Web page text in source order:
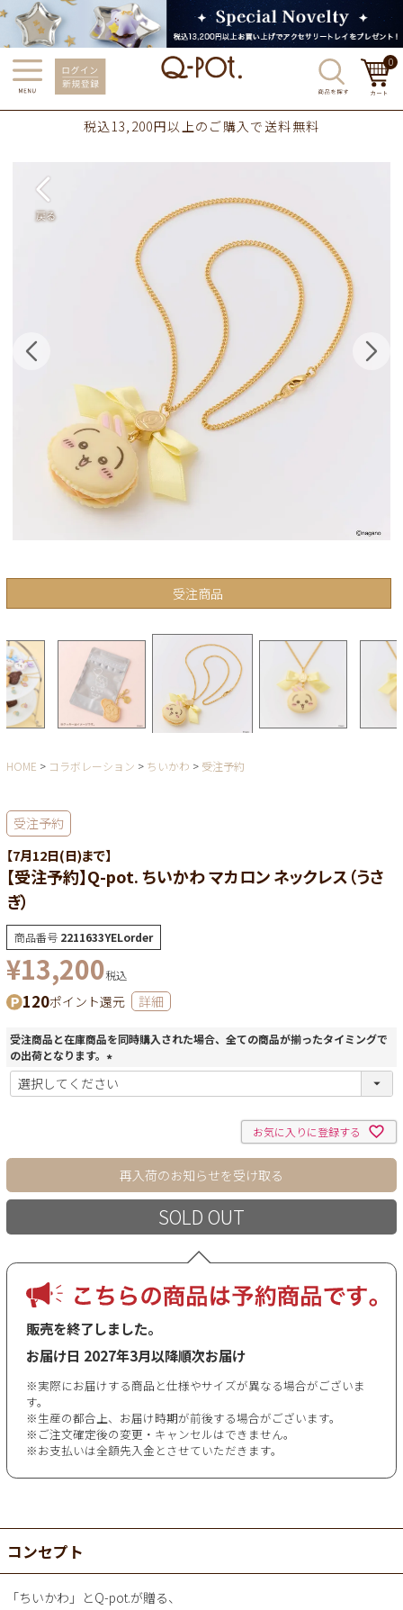
0
税込13,200円以上のご購入で送料無料
受注商品
HOME コラボレーション ちいかわ 受注予約
受注予約
【7月12日(日)まで】
【受注予約】Q-pot. ちいかわ マカロン ネックレス（うさ
ぎ）
商品番号 2211633YELorder
¥13,200税込
120ポイント還元 詳細
受注商品と在庫商品を同時購入された場合、全ての商品が揃ったタイミングで
の出荷となります。
(
必
お気に入りに登録する
再入荷のお知らせを受け取る
SOLD OUT
販売を終了しました。
お届け日 2027年3月以降順次お届け
※実際にお届けする商品と仕様やサイズが異なる場合がございま
す。
※生産の都合上、お届け時期が前後する場合がございます。
※ご注文確定後の変更・キャンセルはできません。
※お支払いは全額先入金とさせていただきます。
コンセプト
「ちいかわ」とQ-pot.が贈る、